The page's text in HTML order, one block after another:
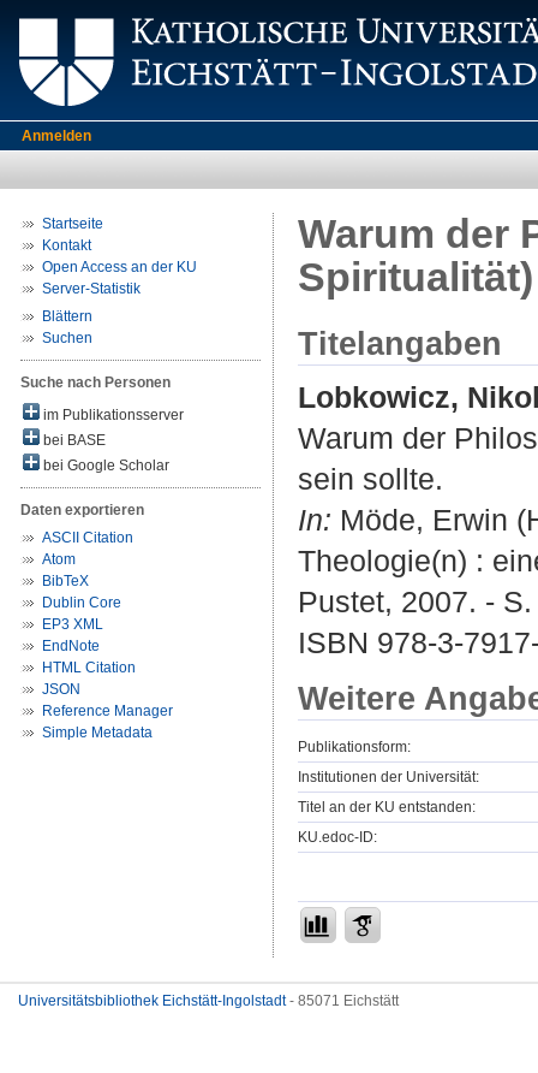
Anmelden
Startseite
Kontakt
Open Access an der KU
Server-Statistik
Blättern
Suchen
Suche nach Personen
im Publikationsserver
bei BASE
bei Google Scholar
Daten exportieren
ASCII Citation
Atom
BibTeX
Dublin Core
EP3 XML
EndNote
HTML Citation
JSON
Reference Manager
Simple Metadata
Warum der
Titelangaben
Lobkowicz,
Warum der
sein sollte.
In: Möde, Erwin
Theologie(n) :
Pustet, 2007. -
ISBN 978-3-
Weitere
Publikationsform:
Institutionen der Universität:
Titel an der KU entstanden:
KU.edoc-ID:
Universitätsbibliothek Eichstätt-Ingolstadt- 85071 Eichstätt